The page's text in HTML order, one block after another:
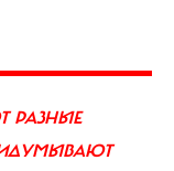
РАЗНЫЕ